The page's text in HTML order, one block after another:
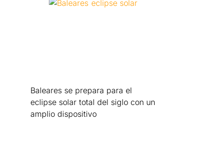
Baleares se prepara para el
eclipse solar total del siglo con un
amplio dispositivo